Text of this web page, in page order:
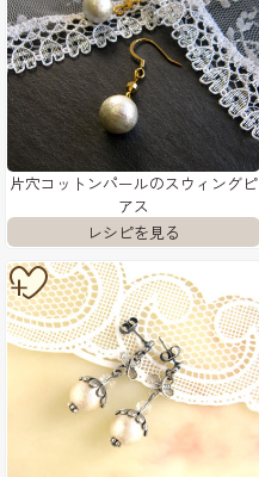
片穴コットンパールのスウィングピ
アス